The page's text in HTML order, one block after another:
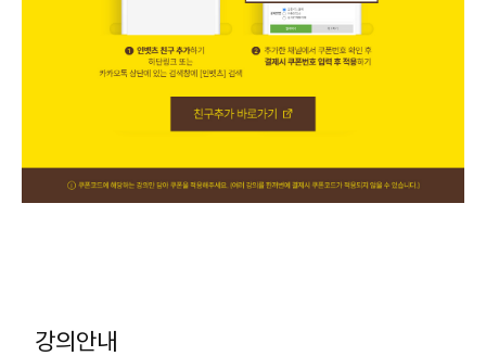
강의안내